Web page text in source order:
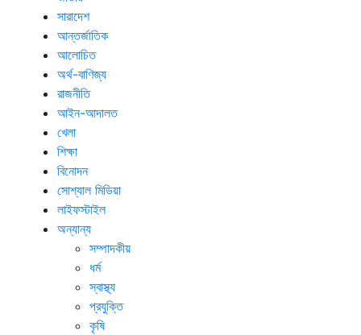
সারাদেশ
আন্তর্জাতিক
আলোচিত
অর্থ-বাণিজ্য
রাজনীতি
আইন-আদালত
খেলা
শিক্ষা
বিনোদন
সোশ্যাল মিডিয়া
লাইফস্টাইল
অন্যান্য
সম্পাদকীয়
ধর্ম
স্বাস্থ্য
প্রযুক্তি
কৃষি